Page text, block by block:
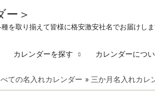
ー＞
を取り揃えて皆様に格安激安社名でお届けしま
カレンダーを探す カレンダーにつ
ての名入れカレンダー 三か月名入れカレ